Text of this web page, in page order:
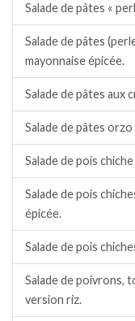
Salade de pâtes «
Salade de pâtes
mayonnaise épicée.
Salade de pâtes aux
Salade de pâtes
Salade de pois
Salade de pois
épicée.
Salade de pois
Salade de poivrons,
version riz.